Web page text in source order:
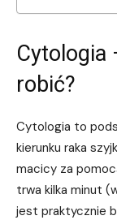
Cytologia
robić?
Cytologia to
kierunku raka
macicy za
trwa kilka minut
jest praktycznie